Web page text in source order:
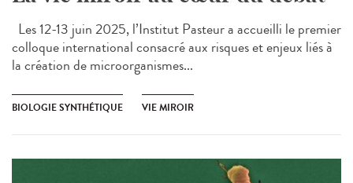
Les 12-13 juin 2025, l’Institut Pasteur a accueilli le premier
colloque international consacré aux risques et enjeux liés à
la création de microorganismes...
BIOLOGIE SYNTHÉTIQUE VIE MIROIR